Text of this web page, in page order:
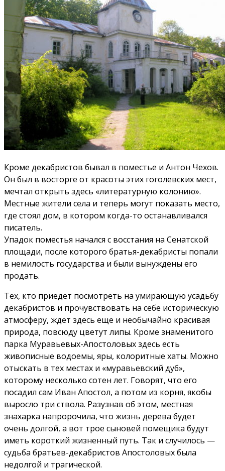
Кроме декабристов бывал в поместье и Антон Чехов.
Он был в восторге от красоты этих гоголевских мест,
мечтал открыть здесь «литературную колонию».
Местные жители села и теперь могут показать место,
где стоял дом, в котором когда-то останавливался
писатель.
Упадок поместья начался с восстания на Сенатской
площади, после которого братья-декабристы попали
в немилость государства и были вынуждены его
продать.
Тех, кто приедет посмотреть на умирающую усадьбу
декабристов и прочувствовать на себе историческую
атмосферу, ждет здесь еще и необычайно красивая
природа, повсюду цветут липы. Кроме знаменитого
парка Муравьевых-Апостоловых здесь есть
живописные водоемы, яры, колоритные хаты. Можно
отыскать в тех местах и «муравьевский дуб»,
которому несколько сотен лет. Говорят, что его
посадил сам Иван Апостол, а потом из корня, якобы
выросло три ствола. Разузнав об этом, местная
знахарка напророчила, что жизнь дерева будет
очень долгой, а вот трое сыновей помещика будут
иметь короткий жизненный путь. Так и случилось —
судьба братьев-декабристов Апостоловых была
недолгой и трагической.